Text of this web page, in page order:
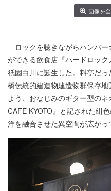
画像を
ロックを聴きながらハンバー
ができる飲食店『ハードロック
祇園白川に誕生した。料亭だ
橋伝統的建造物建造物群保存
よう、おなじみのギター型の
CAFE KYOTO』と記された紺
洋を融合させた異空間が広がっ